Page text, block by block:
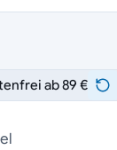
ab 89 €